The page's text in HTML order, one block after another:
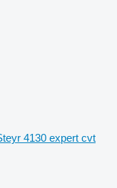
4130 expert cvt